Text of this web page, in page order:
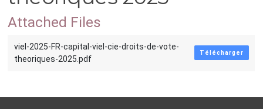
Attached Files
viel-2025-FR-capital-viel-cie-droits-de-vote-
theoriques-2025.pdf
Télécharger